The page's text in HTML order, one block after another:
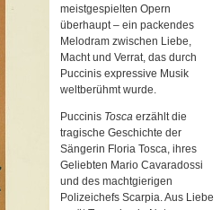
meistgespielten Opern
überhaupt – ein packendes
Melodram zwischen Liebe,
Macht und Verrat, das durch
Puccinis expressive Musik
weltberühmt wurde.
Puccinis Tosca erzählt die
tragische Geschichte der
Sängerin Floria Tosca, ihres
Geliebten Mario Cavaradossi
und des machtgierigen
Polizeichefs Scarpia. Aus Liebe